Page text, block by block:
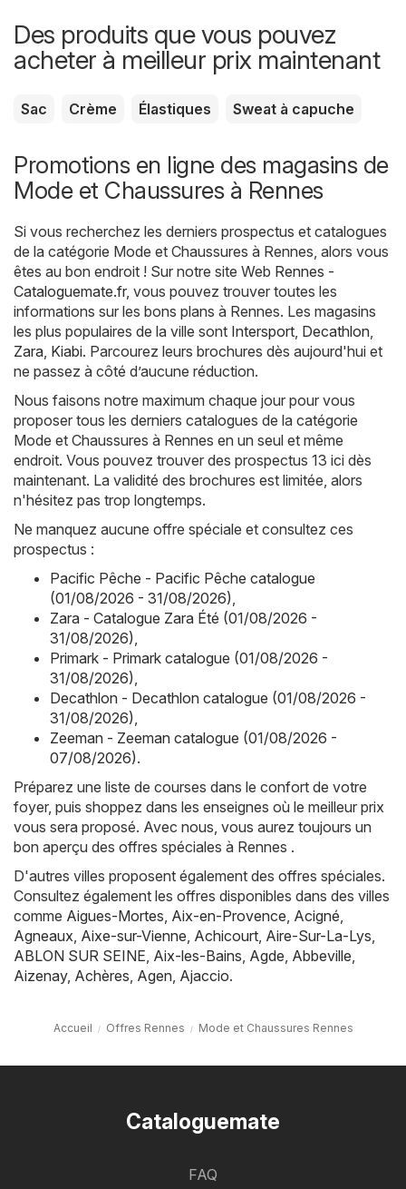
Des produits que vous pouvez
acheter à meilleur prix maintenant
Sac Crème Élastiques Sweat à capuche
Promotions en ligne des magasins de
Mode et Chaussures à Rennes
Si vous recherchez les derniers prospectus et catalogues
de la catégorie Mode et Chaussures à Rennes, alors vous
êtes au bon endroit ! Sur notre site Web Rennes -
Cataloguemate.fr, vous pouvez trouver toutes les
informations sur les bons plans à Rennes. Les magasins
les plus populaires de la ville sont Intersport, Decathlon,
Zara, Kiabi. Parcourez leurs brochures dès aujourd'hui et
ne passez à côté d’aucune réduction.
Nous faisons notre maximum chaque jour pour vous
proposer tous les derniers catalogues de la catégorie
Mode et Chaussures à Rennes en un seul et même
endroit. Vous pouvez trouver des prospectus 13 ici dès
maintenant. La validité des brochures est limitée, alors
n'hésitez pas trop longtemps.
Ne manquez aucune offre spéciale et consultez ces
prospectus :
Pacific Pêche - Pacific Pêche catalogue
(01/08/2026 - 31/08/2026),
Zara - Catalogue Zara Été (01/08/2026 -
31/08/2026),
Primark - Primark catalogue (01/08/2026 -
31/08/2026),
Decathlon - Decathlon catalogue (01/08/2026 -
31/08/2026),
Zeeman - Zeeman catalogue (01/08/2026 -
07/08/2026).
Préparez une liste de courses dans le confort de votre
foyer, puis shoppez dans les enseignes où le meilleur prix
vous sera proposé. Avec nous, vous aurez toujours un
bon aperçu des offres spéciales à Rennes .
D'autres villes proposent également des offres spéciales.
Consultez également les offres disponibles dans des villes
comme Aigues-Mortes, Aix-en-Provence, Acigné,
Agneaux, Aixe-sur-Vienne, Achicourt, Aire-Sur-La-Lys,
ABLON SUR SEINE, Aix-les-Bains, Agde, Abbeville,
Aizenay, Achères, Agen, Ajaccio.
Accueil Offres Rennes Mode et Chaussures Rennes
Cataloguemate
FAQ